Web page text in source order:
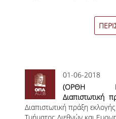
ΣΥΝΔΕΣΜΟΙ
ΜΕΤΑΠΤΥΧΙΑΚΕΣ
ΜΕΤΑΠΤΥΧΙΑΚΑ
ΔΙΔΑΚΤΟΡΙΚΟ
01-06-2018
(ΟΡΘΗ
Διαπιστωτική
τριών
Διαπιστωτική πράξη εκλογής